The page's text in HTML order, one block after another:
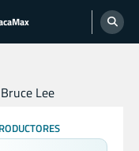
Bruce Lee